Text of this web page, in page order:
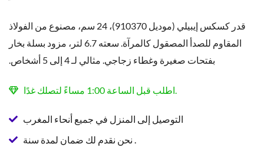
قدر كسكس إيبيلي (موديل 910370)، 24 سم، مصنوع من الفولاذ
المقاوم للصدأ المصقول كالمرآة. سعته 6.7 لتر، مزود بسلة بخار
بفتحات صغيرة وغطاء زجاجي. مثالي لـ 4 إلى 5 أشخاص.
اطلب قبل الساعة 1:00 مساءً لتصلك غدًا.
التوصيل إلى المنزل في جميع أنحاء المغرب
نحن نقدم لك ضمان لمدة سنة .